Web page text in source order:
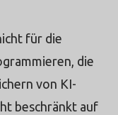
für die
die
von KI-
beschränkt auf